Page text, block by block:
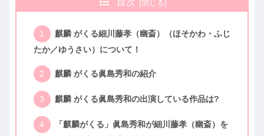
麒麟 がくる細川藤孝（幽斎）（ほそかわ・ふじ
たか／ゆうさい）について！
麒麟 がくる眞島秀和の紹介
麒麟 がくる眞島秀和の出演している作品は?
「麒麟がくる」眞島秀和が細川藤孝（幽斎）を